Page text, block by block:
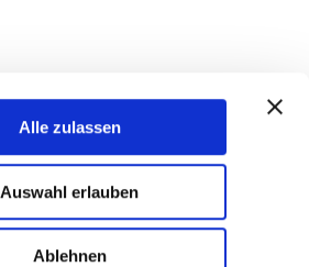
Alle zulassen
Auswahl erlauben
Ablehnen